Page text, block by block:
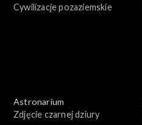
Cywilizacje pozaziemskie
Astronarium
Zdjęcie czarnej dziury